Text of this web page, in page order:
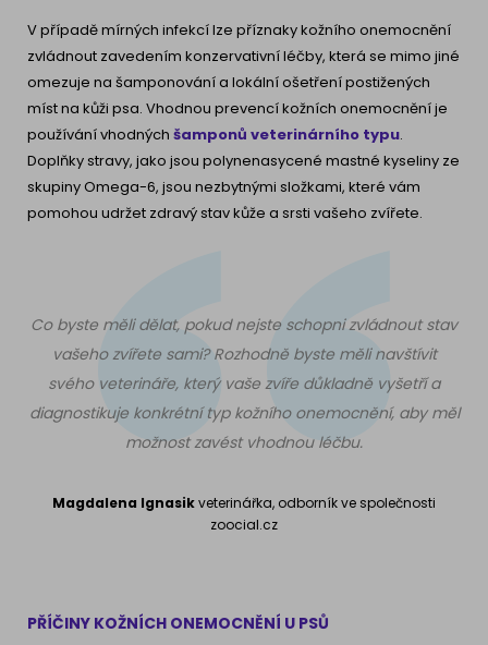
V případě mírných infekcí lze příznaky kožního onemocnění
zvládnout zavedením konzervativní léčby, která se mimo jiné
omezuje na šamponování a lokální ošetření postižených
míst na kůži psa. Vhodnou prevencí kožních onemocnění je
používání vhodných šamponů veterinárního typu.
Doplňky stravy, jako jsou polynenasycené mastné kyseliny ze
skupiny Omega-6, jsou nezbytnými složkami, které vám
pomohou udržet zdravý stav kůže a srsti vašeho zvířete.
Co byste měli dělat, pokud nejste schopni zvládnout stav
vašeho zvířete sami? Rozhodně byste měli navštívit
svého veterináře, který vaše zvíře důkladně vyšetří a
diagnostikuje konkrétní typ kožního onemocnění, aby měl
možnost zavést vhodnou léčbu.
Magdalena Ignasikveterinářka, odborník ve společnosti
zoocial.cz
PŘÍČINY KOŽNÍCH ONEMOCNĚNÍ U PSŮ